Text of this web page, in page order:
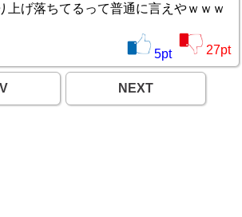
上げ落ちてるって普通に言えやｗｗｗ
5pt 27pt
NEXT